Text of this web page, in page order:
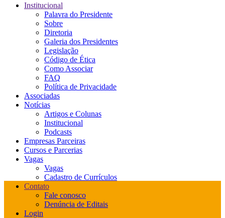
Institucional
Palavra do Presidente
Sobre
Diretoria
Galeria dos Presidentes
Legislação
Código de Ética
Como Associar
FAQ
Política de Privacidade
Associadas
Notícias
Artigos e Colunas
Institucional
Podcasts
Empresas Parceiras
Cursos e Parcerias
Vagas
Vagas
Cadastro de Currículos
Contato
Fale conosco
Denúncia de Editais
Login